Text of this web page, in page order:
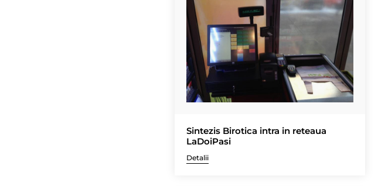
Sintezis Birotica intra in reteaua
LaDoiPasi
Detalii